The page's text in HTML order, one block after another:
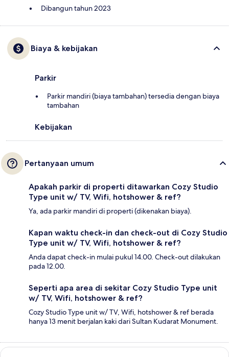
Dibangun tahun 2023
Biaya & kebijakan
Parkir
Parkir mandiri (biaya tambahan) tersedia dengan biaya
tambahan
Kebijakan
Pertanyaan umum
Apakah parkir di properti ditawarkan Cozy Studio
Type unit w/ TV, Wifi, hotshower & ref?
Ya, ada parkir mandiri di properti (dikenakan biaya).
Kapan waktu check-in dan check-out di Cozy Studio
Type unit w/ TV, Wifi, hotshower & ref?
Anda dapat check-in mulai pukul 14.00. Check-out dilakukan
pada 12.00.
Seperti apa area di sekitar Cozy Studio Type unit
w/ TV, Wifi, hotshower & ref?
Cozy Studio Type unit w/ TV, Wifi, hotshower & ref berada
hanya 13 menit berjalan kaki dari Sultan Kudarat Monument.